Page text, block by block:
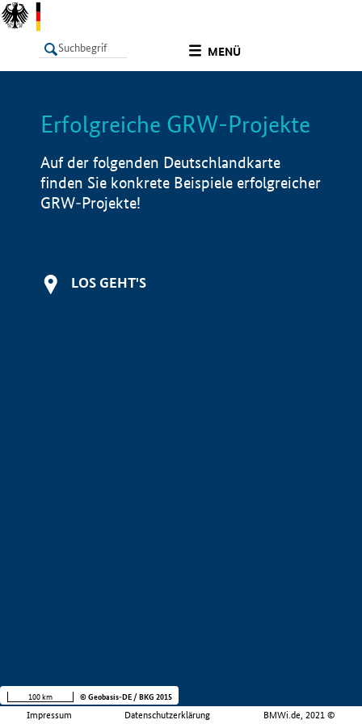
MENÜ
LISTE Info
Erfolgreiche GRW-Projekte
Auf der folgenden Deutschlandkarte
finden Sie konkrete Beispiele erfolgreicher
GRW-Projekte!
LOS GEHT'S
Impressum Datenschutzerklärung BMWi.de, 2021 ©
100 km © Geobasis-DE / BKG 2015